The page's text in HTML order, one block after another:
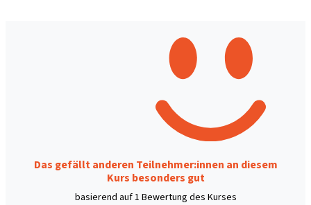
Das gefällt anderen Teilnehmer:innen an diesem
Kurs besonders gut
basierend auf 1 Bewertung des Kurses